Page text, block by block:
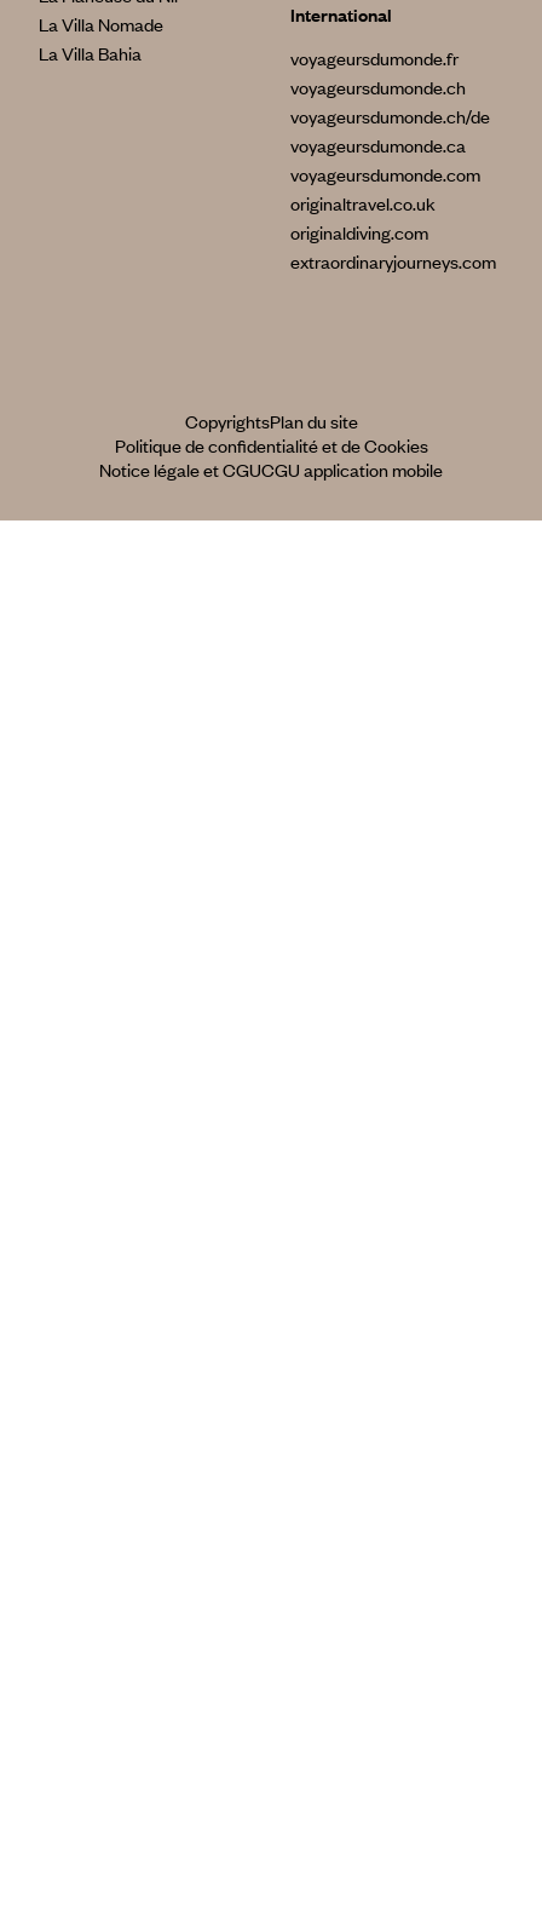
La Villa Nomade
La Villa Bahia
International
voyageursdumonde.fr
voyageursdumonde.ch
voyageursdumonde.ch/de
voyageursdumonde.ca
voyageursdumonde.com
originaltravel.co.uk
originaldiving.com
extraordinaryjourneys.com
CopyrightsPlan du site
Politique de confidentialité et de Cookies
Notice légale et CGUCGU application mobile